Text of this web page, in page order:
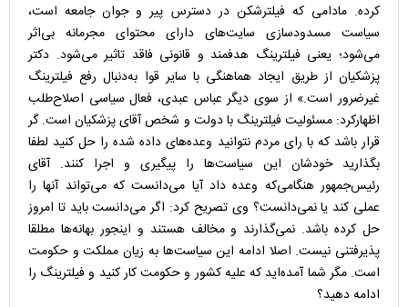
کرده. مادامی که فیلترشکن در دسترس پیر و جوان جامعه است،
سیاست مسدودسازی سایت‌های دارای محتوای مجرمانه بی‌اثر
می‌شود؛ یعنی فیلترینگ هدفمند و قانونی فاقد تاثیر می‌شود. دکتر
پزشکیان از طریق ایجاد هماهنگی با سایر قوا به‌دنبال رفع فیلترینگ
غیرضرور است.» از سوی دیگر عباس عبدی، فعال سیاسی اصلاح‌طلب
اظهارکرد: مسئولیت فیلترینگ با دولت و شخص آقای پزشکیان است. گر
قرار باشد که با رای مردم نتوانید وعده‌های داده شده را حل کنید لطفا
بگذارید خودشان این سیاست‌ها را پیگیری و اجرا کنند. آقای
رئیس‌جمهور هنگامی‌که وعده داد آیا می‌دانست که می‌تواند آنها را
عملی کند یا نمی‌دانست؟ وی تصریح کرد: اگر می‌دانست باید تا امروز
حل کرده باشد. نمی‌گذارند و مخالف هستند و اینجور بهانه‌ها مطلقا
پذیرفتنی نیست. اصلا ادامه این سیاست‌ها به زیان مملکت و حکومت
است. مگر شما آمده‌اید که علیه کشور و حکومت کار کنید و فیلترینگ را
ادامه دهید؟